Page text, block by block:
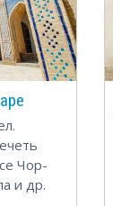
Чор-
и др.